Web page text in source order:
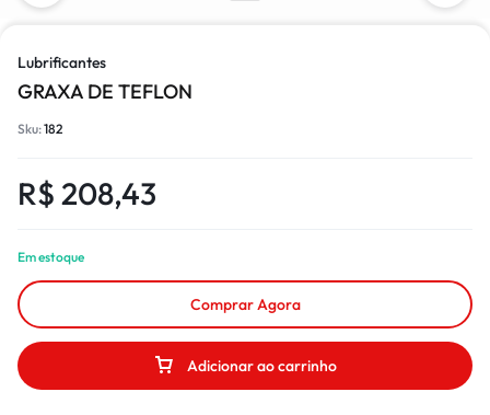
Lubrificantes
GRAXA DE TEFLON
Sku:182
R$ 208,43
Em estoque
Adicionar ao carrinho
Comprar Agora